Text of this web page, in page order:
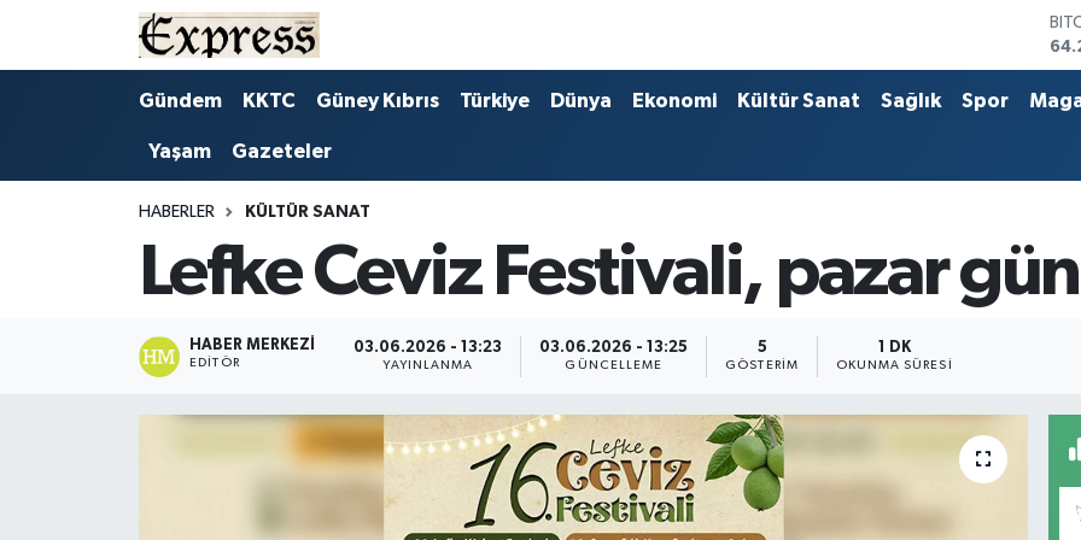
Gündem KKTC Güney Kıbrıs Türkiye Dünya Ekonomi Kültür Sanat Sağlık Spor
Yaşam Gazeteler
HABERLER KÜLTÜR SANAT
Lefke Ceviz Festivali, pazar
HABER MERKEZI
EDITÖR
03.06.2026 - 13:23
YAYINLANMA
03.06.2026 - 13:25
GÜNCELLEME
5
GÖSTERIM
1 DK
OKUNMA SÜRESI
ALAYKÖY
ALSANCAK
ÇATALKÖY
Hava Durumu
Trafik Durumu
Süper Lig Puan Durumu ve Fikstür
Tüm Manşetler
Son Dakika Haberleri